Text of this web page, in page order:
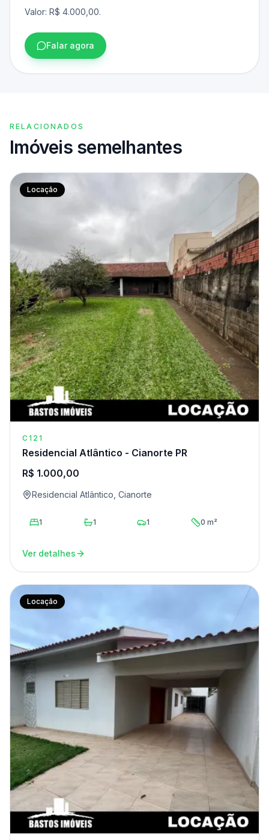
Valor: R$ 4.000,00.
Falar agora
RELACIONADOS
Imóveis semelhantes
Locação
C121
Residencial Atlântico - Cianorte PR
R$ 1.000,00
Residencial Atlântico, Cianorte
1 1 1 0 m²
Ver detalhes
Locação